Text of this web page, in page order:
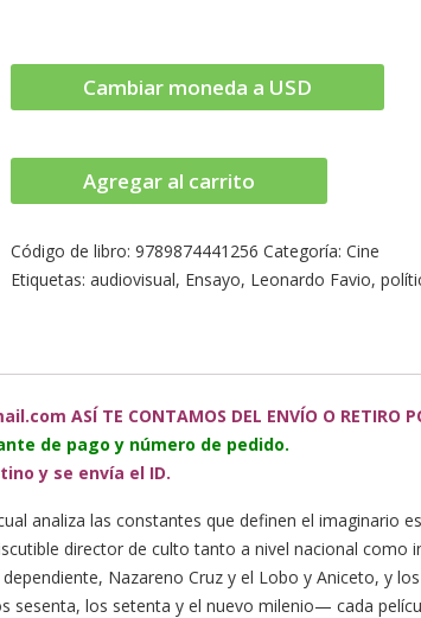
Cambiar moneda a USD
Agregar al carrito
Código de libro:9789874441256 Categoría:Cine
Etiquetas:audiovisual, Ensayo, Leonardo Favio,
ASÍ TE CONTAMOS DEL ENVÍO O RETIRO
de pago y número de pedido.
y se envía el ID.
analiza las constantes que definen el imaginario
director de culto tanto a nivel nacional como
Nazareno Cruz y el Lobo y Aniceto, y
los setenta y el nuevo milenio— cada